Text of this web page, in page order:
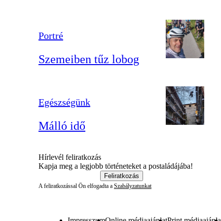
Portré
Szemeiben tűz lobog
Egészségünk
Málló idő
Hírlevél feliratkozás
Kapja meg a legjobb történeteket a postaládájába!
Feliratkozás
A feliratkozással Ön elfogadta a Szabályzatunkat